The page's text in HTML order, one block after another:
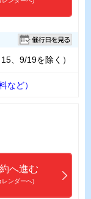
、9/19を除く）
など）
へ進む
レンダーへ)